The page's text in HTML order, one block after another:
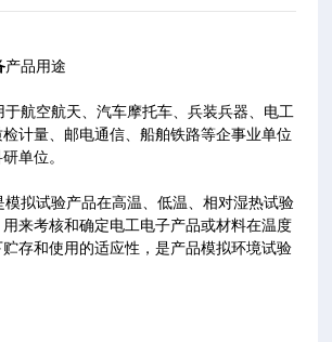
产品用途
航空航天、汽车摩托车、兵装兵器、电工
计量、邮电通信、船舶铁路等企事业单位
单位。
拟试验产品在高温、低温、相对湿热试验
来考核和确定电工电子产品或材料在温度
存和使用的适应性，是产品模拟环境试验